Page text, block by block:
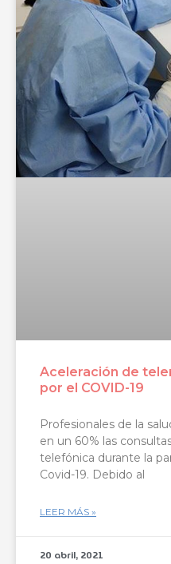
Aceleración de
por el COVID-19
Profesionales de la
en un 60% las
telefónica durante la
Covid-19. Debido al
LEER MÁS »
20 abril, 2021